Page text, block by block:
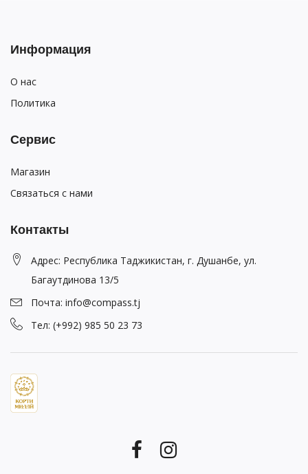
Информация
О нас
Политика
Сервис
Магазин
Связаться с нами
Контакты
Адрес: Республика Таджикистан, г. Душанбе, ул.
Багаутдинова 13/5
Почта: info@compass.tj
Тел: (+992) 985 50 23 73